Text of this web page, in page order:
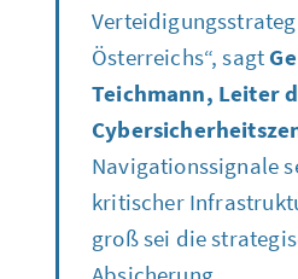
Österreichs“, sagt
Teichmann, Leiter
Navigationssignale
kritischer
groß sei die